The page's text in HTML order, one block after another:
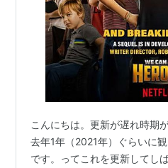
こんにちは。更新が遅れ時期
去年1年（2021年）ぐらいに
です。ってこれを更新してし